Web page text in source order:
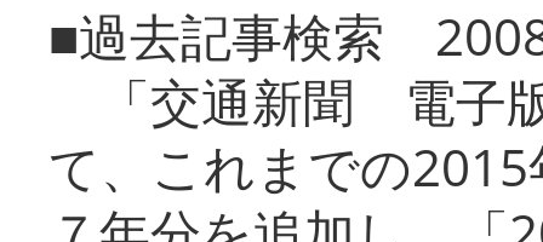
■過去記事検索
「交通新聞 電子
て、これまでの